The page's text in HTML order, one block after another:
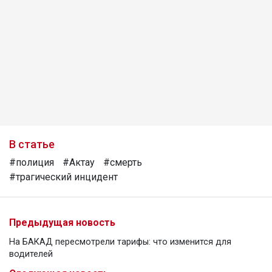
В статье
#полиция #Актау
#смерть
#трагический инцидент
Предыдущая новость
На БАКАД пересмотрели тарифы: что изменится для
водителей